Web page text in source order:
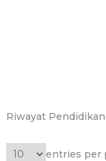
Riwayat Pendidikan
entries per